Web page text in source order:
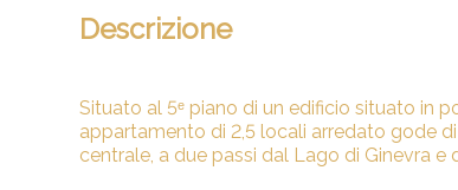
Descrizione
Situato al 5ᵉ piano di un edificio situato in
appartamento di 2,5 locali arredato gode
centrale, a due passi dal Lago di Ginevra e